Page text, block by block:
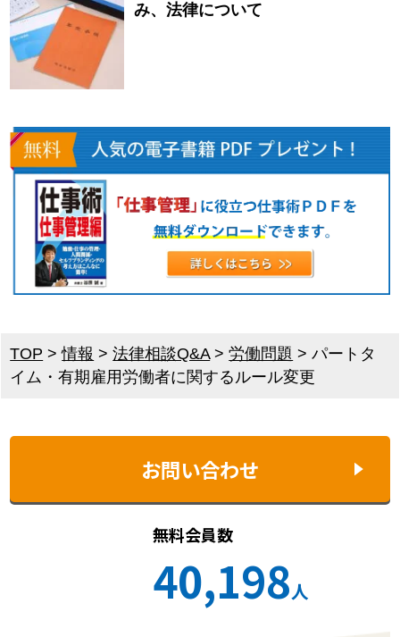
み、法律について
TOP >情報 >法律相談Q&A>労働問題 >パートタ
イム・有期雇用労働者に関するルール変更
お問い合わせ
無料会員数
40,198人